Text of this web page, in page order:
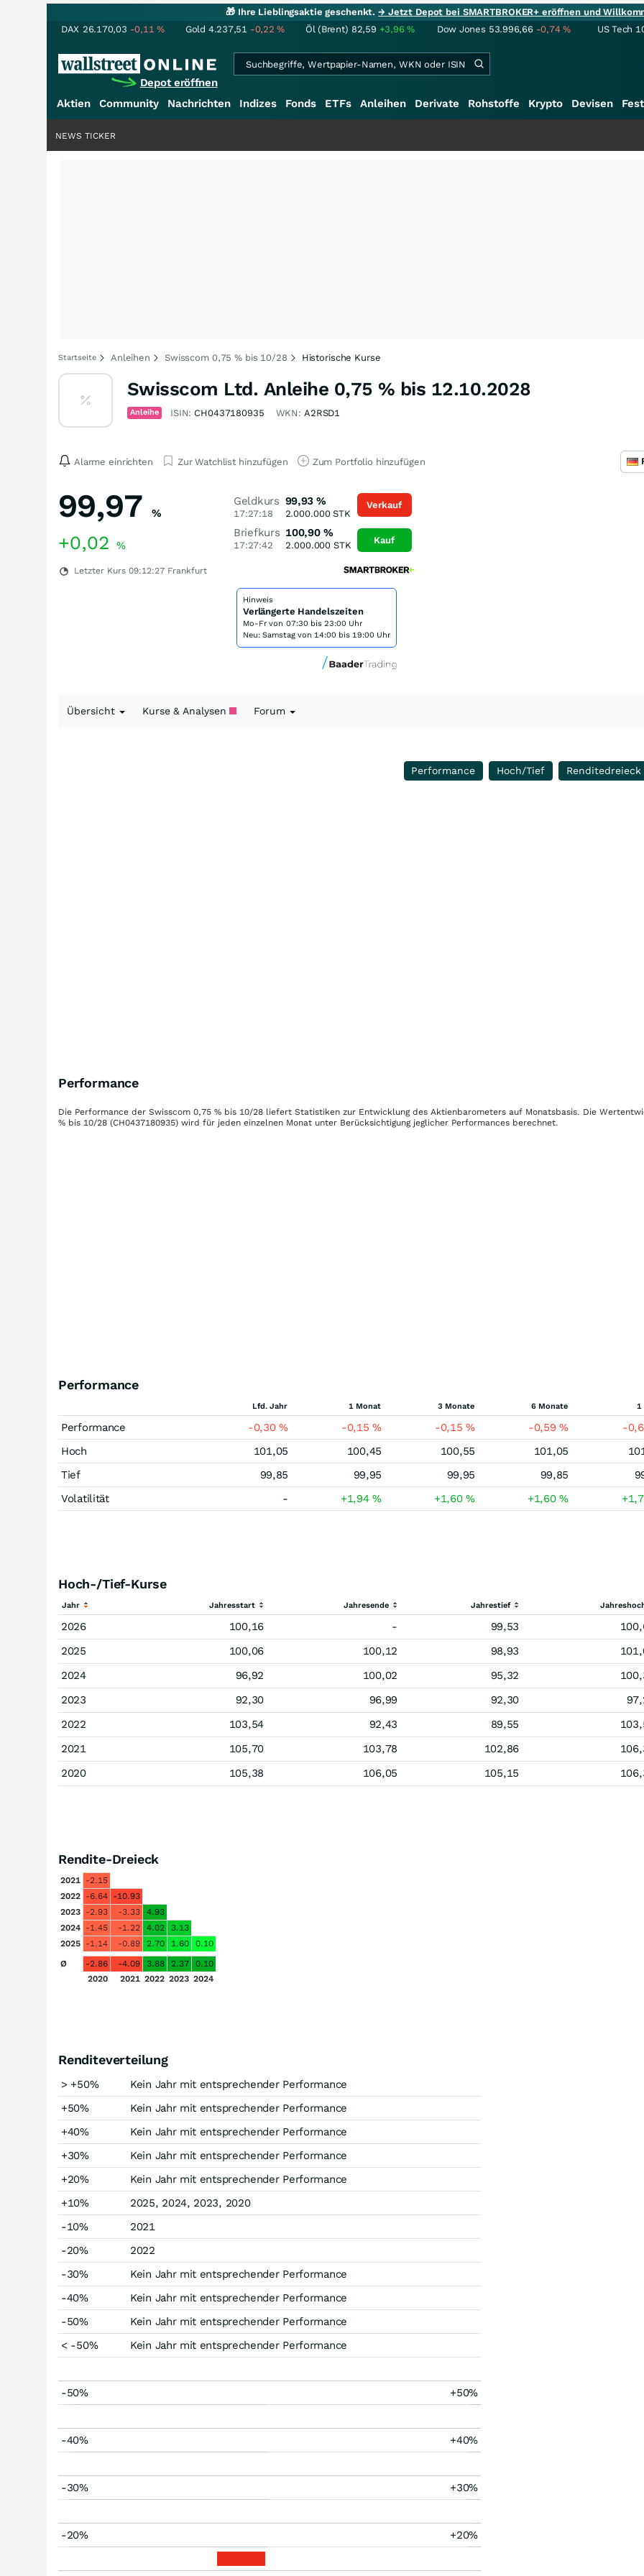
🎁 Ihre Lieblingsaktie geschenkt.→ Jetzt Depot bei SMARTBROKER+ eröffnen und
DAX 26.170,03 -0,11% Gold 4.237,51 -0,22% Öl (Brent) 82,59 +3,96% Dow Jones 53.996,66 -0,74% US Tech
Depot eröffnen
Aktien Community Nachrichten Indizes Fonds ETFs Anleihen Derivate Rohstoffe Krypto Devisen
NEWS TICKER
Startseite Anleihen Swisscom 0,75 % bis 10/28 Historische Kurse
Swisscom Ltd. Anleihe 0,75 % bis 12.10.2028
Anleihe ISIN: CH0437180935 WKN: A2RSD1
Alarme einrichten Zur Watchlist hinzufügen Zum Portfolio hinzufügen
99,97 %
+0,02 %
Letzter Kurs 09:12:27 Frankfurt
Geldkurs
17:27:18
99,93 %
2.000.000STK
Briefkurs
17:27:42
100,90 %
2.000.000 STK
Verkauf
Kauf
Hinweis
Verlängerte Handelszeiten
Mo-Fr von 07:30 bis 23:00 Uhr
Neu: Samstag von 14:00 bis 19:00 Uhr
Übersicht Kurse & Analysen Forum
Performance Hoch/Tief Renditedreieck
Performance
Die Performance der Swisscom 0,75 % bis 10/28 liefert Statistiken zur Entwicklung des Aktienbarometers auf Monatsbasis. Die
% bis 10/28 (CH0437180935) wird für jeden einzelnen Monat unter Berücksichtigung jeglicher Performances berechnet.
Performance
Lfd. Jahr 1 Monat 3 Monate 6 Monate 1
Performance -0,30% -0,15% -0,15% -0,59% -
Hoch
101,05 100,45 100,55 101,05
Tief
99,85 99,95 99,95 99,85
Volatilität
- +1,94% +1,60% +1,60%
Hoch-/Tief-Kurse
Jahr Jahresstart Jahresende Jahrestief
2026 100,16 - 99,53
2025
100,06 100,12 98,93
2024
96,92 100,02 95,32
2023
92,30 96,99 92,30
2022
103,54 92,43 89,55
2021
105,70 103,78 102,86
2020
105,38 106,05 105,15
Rendite-Dreieck
2021 -2.15
2022 -6.64 -10.93
2023 -2.93 -3.33
4.93
2024 -1.45 -1.22 4.02
3.13
2025 -1.14 -0.89 2.70 1.60
0.10
Ø
-2.86 -4.09 3.88 2.37
0.10
2020
2021 2022 2023 2024
Renditeverteilung
> +50%
Kein Jahr mit entsprechender Performance
+50%
Kein Jahr mit entsprechender Performance
+40%
Kein Jahr mit entsprechender Performance
+30%
Kein Jahr mit entsprechender Performance
+20%
Kein Jahr mit entsprechender Performance
+10%
2025, 2024, 2023, 2020
-10%
2021
-20%
2022
-30%
Kein Jahr mit entsprechender Performance
-40%
Kein Jahr mit entsprechender Performance
-50%
Kein Jahr mit entsprechender Performance
< -50%
Kein Jahr mit entsprechender Performance
-50% +50%
-40% +40%
-30% +30%
-20% +20%